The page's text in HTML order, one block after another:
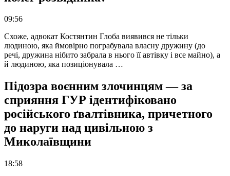
09:56
Схоже, адвокат Костянтин Глоба виявився не тільки
людиною, яка ймовірно пограбувала власну дружину (до
речі, дружина нібито забрала в нього її автівку і все майно), а
й людиною, яка позиціонувала …
Підозра воєнним злочинцям — за
сприяння ГУР ідентифіковано
російського ґвалтівника, причетного
до наруги над цивільною з
Миколаївщини
18:58